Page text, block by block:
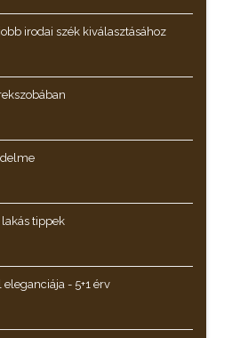
irodai szék kiválasztásához
tippek
- 5+1 érv